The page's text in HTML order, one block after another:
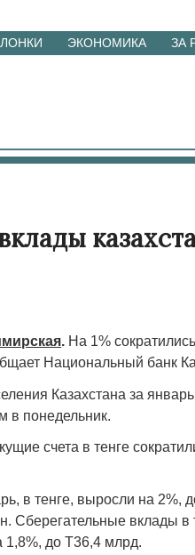
ЭКОНОМИКА ЗА
. На 1%
Национальный банк
Казахстана за
в понедельник.
счета в тенге
в тенге, выросли на 2%,
Сберегательные вклады в
1,8%, до Т36,4 млрд.
30.10.2024